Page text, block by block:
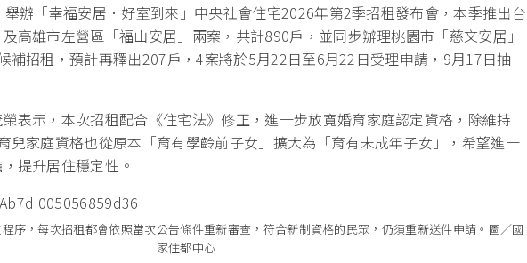
辦「幸福安居．好室到來」中央社會住宅2026年第2季招租發布會，本季推出台
高雄市左營區「福山安居」兩案，共計890戶，並同步辦理桃園市「慈文安居」
補招租，預計再釋出207戶，4案將於5月22日至6月22日受理申請，9月17日抽
表示，本次招租配合《住宅法》修正，進一步放寬婚育家庭認定資格，除維持
兒家庭資格也從原本「育有學齡前子女」擴大為「育有未成年子女」，希望進一
提升居住穩定性。
序，每次招租都會依照當次公告條件重新審查，符合新制資格的民眾，仍須重新送件申請。圖／國
家住都中心